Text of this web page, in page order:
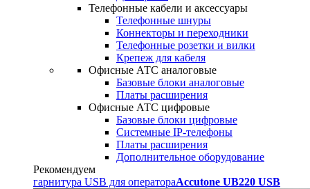
Телефонные кабели и аксессуары
Телефонные шнуры
Коннекторы и переходники
Телефонные розетки и вилки
Крепеж для кабеля
Офисные АТС аналоговые
Базовые блоки аналоговые
Платы расширения
Офисные АТС цифровые
Базовые блоки цифровые
Системные IP-телефоны
Платы расширения
Дополнительное оборудование
Рекомендуем
гарнитура USB для оператораAccutone UB220 USB